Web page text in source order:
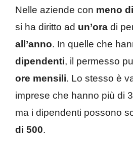
Nelle aziende con meno
si ha diritto ad un’ora di
all’anno. In quelle che
dipendenti, il permesso
ore mensili. Lo stesso è
imprese che hanno più di
ma i dipendenti possono
di 500.